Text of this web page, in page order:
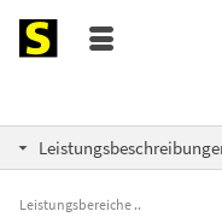
Leistungsbereiche